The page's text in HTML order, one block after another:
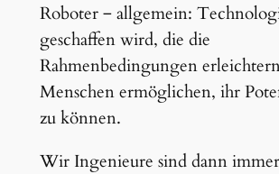
Roboter ‒ allgemein:
geschaffen wird, die die
Rahmenbedingungen
Menschen ermöglichen, ihr
zu können.
Wir Ingenieure sind dann